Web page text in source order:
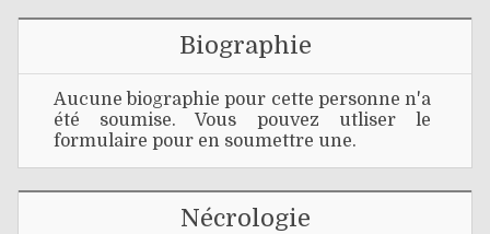
Biographie
Aucune biographie pour cette personne n'a
été soumise. Vous pouvez utliser le
formulaire pour en soumettre une.
Nécrologie